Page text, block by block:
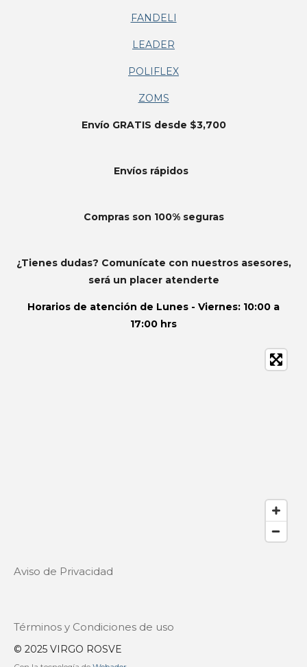
FANDELI
LEADER
POLIFLEX
ZOMS
Envío GRATIS desde $3,700
Envíos rápidos
Compras son 100% seguras
¿Tienes dudas? Comunícate con nuestros asesores,
será un placer atenderte
Horarios de atención de Lunes - Viernes: 10:00 a
17:00 hrs
Aviso de Privacidad
Términos y Condiciones de uso
© 2025 VIRGO ROSVE